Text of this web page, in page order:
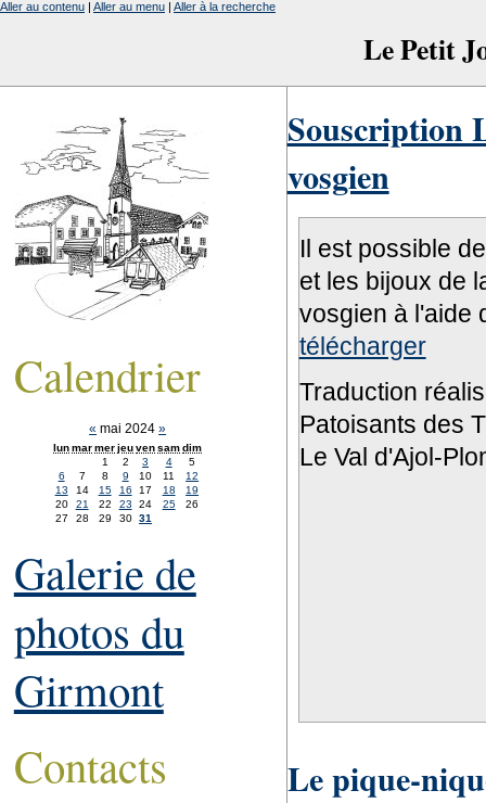
Le Petit
Aller au contenu | Aller au menu | Aller à la recherche
Souscription
vosgien
Il est possible
et les bijoux de
vosgien à l'aide
télécharger
Traduction
Patoisants des
Le Val d'Ajol-
Le pique-
Calendrier
« mai 2024»
lunmarmerjeuvensamdim
1
2 3 4
5
6
7 8 9 10 11
12
13
14 15 16 17 18
19
20
21 22 23 24 25
26
27
28 29 30 31
Galerie de
photos du
Girmont
Contacts